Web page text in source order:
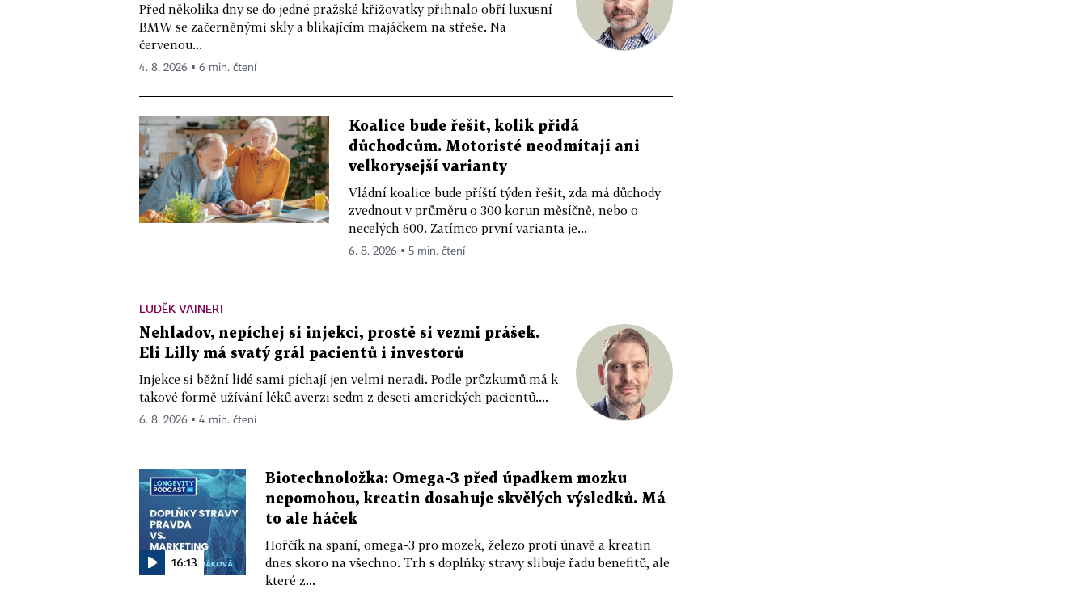
Před několika dny se do jedné pražské křižovatky přihnalo obří luxusní
BMW se začerněnými skly a blikajícím majáčkem na střeše. Na
červenou...
4. 8. 2026 ▪ 6 min. čtení
Koalice bude řešit, kolik přidá
důchodcům. Motoristé neodmítají ani
velkorysejší varianty
Vládní koalice bude příští týden řešit, zda má důchody
zvednout v průměru o 300 korun měsíčně, nebo o
necelých 600. Zatímco první varianta je...
6. 8. 2026 ▪ 5 min. čtení
LUDĚK VAINERT
Nehladov, nepíchej si injekci, prostě si vezmi prášek.
Eli Lilly má svatý grál pacientů i investorů
Injekce si běžní lidé sami píchají jen velmi neradi. Podle průzkumů má k
takové formě užívání léků averzi sedm z deseti amerických pacientů....
6. 8. 2026 ▪ 4 min. čtení
16:13
Biotechnoložka: Omega-3 před úpadkem mozku
nepomohou, kreatin dosahuje skvělých výsledků. Má
to ale háček
Hořčík na spaní, omega-3 pro mozek, železo proti únavě a kreatin
dnes skoro na všechno. Trh s doplňky stravy slibuje řadu benefitů, ale
které z...